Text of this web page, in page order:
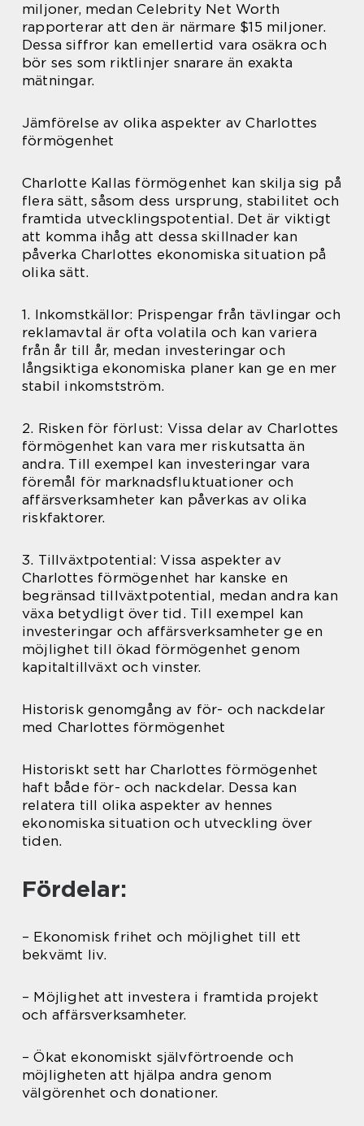
miljoner, medan Celebrity Net Worth
rapporterar att den är närmare $15 miljoner.
Dessa siffror kan emellertid vara osäkra och
bör ses som riktlinjer snarare än exakta
mätningar.
Jämförelse av olika aspekter av Charlottes
förmögenhet
Charlotte Kallas förmögenhet kan skilja sig på
flera sätt, såsom dess ursprung, stabilitet och
framtida utvecklingspotential. Det är viktigt
att komma ihåg att dessa skillnader kan
påverka Charlottes ekonomiska situation på
olika sätt.
1. Inkomstkällor: Prispengar från tävlingar och
reklamavtal är ofta volatila och kan variera
från år till år, medan investeringar och
långsiktiga ekonomiska planer kan ge en mer
stabil inkomstström.
2. Risken för förlust: Vissa delar av Charlottes
förmögenhet kan vara mer riskutsatta än
andra. Till exempel kan investeringar vara
föremål för marknadsfluktuationer och
affärsverksamheter kan påverkas av olika
riskfaktorer.
3. Tillväxtpotential: Vissa aspekter av
Charlottes förmögenhet har kanske en
begränsad tillväxtpotential, medan andra kan
växa betydligt över tid. Till exempel kan
investeringar och affärsverksamheter ge en
möjlighet till ökad förmögenhet genom
kapitaltillväxt och vinster.
Historisk genomgång av för- och nackdelar
med Charlottes förmögenhet
Historiskt sett har Charlottes förmögenhet
haft både för- och nackdelar. Dessa kan
relatera till olika aspekter av hennes
ekonomiska situation och utveckling över
tiden.
Fördelar:
– Ekonomisk frihet och möjlighet till ett
bekvämt liv.
– Möjlighet att investera i framtida projekt
och affärsverksamheter.
– Ökat ekonomiskt självförtroende och
möjligheten att hjälpa andra genom
välgörenhet och donationer.